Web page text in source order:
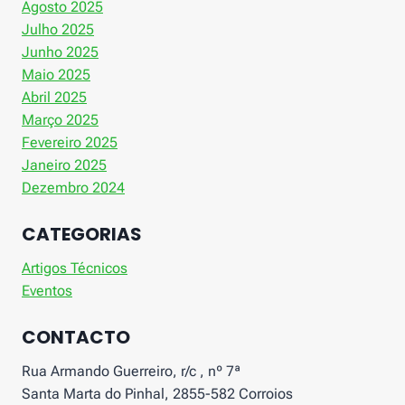
Agosto 2025
Julho 2025
Junho 2025
Maio 2025
Abril 2025
Março 2025
Fevereiro 2025
Janeiro 2025
Dezembro 2024
CATEGORIAS
Artigos Técnicos
Eventos
CONTACTO
Rua Armando Guerreiro, r/c , nº 7ª
Santa Marta do Pinhal, 2855-582 Corroios